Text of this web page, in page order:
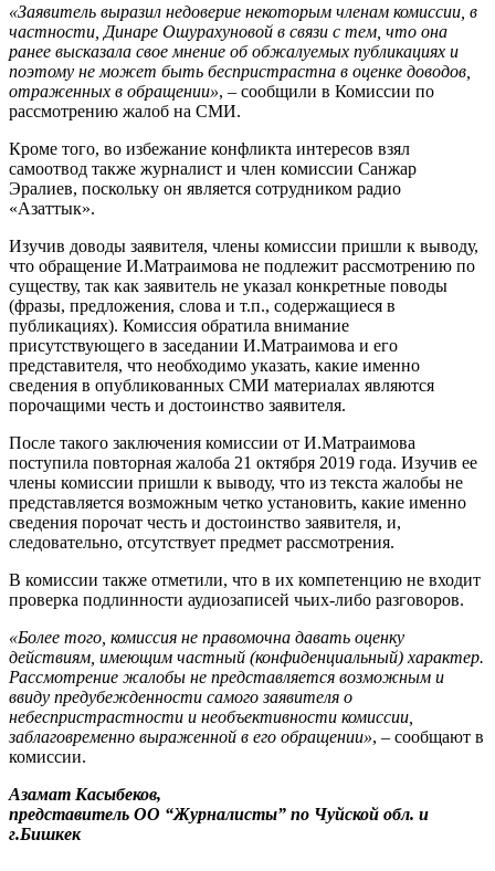
«Заявитель выразил недоверие некоторым членам комиссии, в
частности, Динаре Ошурахуновой в связи с тем, что она
ранее высказала свое мнение об обжалуемых публикациях и
поэтому не может быть беспристрастна в оценке доводов,
отраженных в обращении», – сообщили в Комиссии по
рассмотрению жалоб на СМИ.
Кроме того, во избежание конфликта интересов взял
самоотвод также журналист и член комиссии Санжар
Эралиев, поскольку он является сотрудником радио
«Азаттык».
Изучив доводы заявителя, члены комиссии пришли к выводу,
что обращение И.Матраимова не подлежит рассмотрению по
существу, так как заявитель не указал конкретные поводы
(фразы, предложения, слова и т.п., содержащиеся в
публикациях). Комиссия обратила внимание
присутствующего в заседании И.Матраимова и его
представителя, что необходимо указать, какие именно
сведения в опубликованных СМИ материалах являются
порочащими честь и достоинство заявителя.
После такого заключения комиссии от И.Матраимова
поступила повторная жалоба 21 октября 2019 года. Изучив ее
члены комиссии пришли к выводу, что из текста жалобы не
представляется возможным четко установить, какие именно
сведения порочат честь и достоинство заявителя, и,
следовательно, отсутствует предмет рассмотрения.
В комиссии также отметили, что в их компетенцию не входит
проверка подлинности аудиозаписей чьих-либо разговоров.
«Более того, комиссия не правомочна давать оценку
действиям, имеющим частный (конфиденциальный) характер.
Рассмотрение жалобы не представляется возможным и
ввиду предубежденности самого заявителя о
небеспристрастности и необъективности комиссии,
заблаговременно выраженной в его обращении», – сообщают в
комиссии.
Азамат Касыбеков,
представитель ОО “Журналисты” по Чуйской обл. и
г.Бишкек